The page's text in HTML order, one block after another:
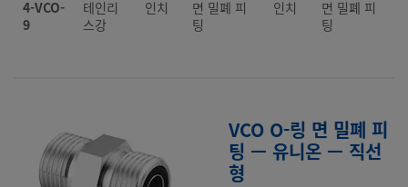
4-VCO-
9
테인리
스강
인치
면 밀폐 피
팅
인치
면 밀폐 피
팅
VCO O-링 면 밀폐 피
팅 — 유니온 — 직선
형